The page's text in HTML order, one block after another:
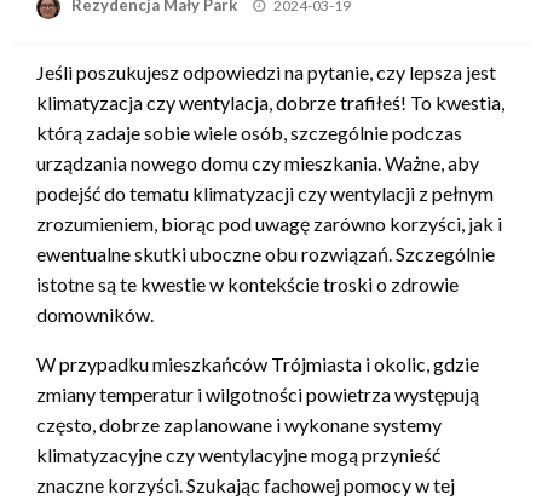
Rezydencja Mały Park 2024-03-19
Jeśli poszukujesz odpowiedzi na pytanie, czy lepsza jest
klimatyzacja czy wentylacja, dobrze trafiłeś! To kwestia,
którą zadaje sobie wiele osób, szczególnie podczas
urządzania nowego domu czy mieszkania. Ważne, aby
podejść do tematu klimatyzacji czy wentylacji z pełnym
zrozumieniem, biorąc pod uwagę zarówno korzyści, jak i
ewentualne skutki uboczne obu rozwiązań. Szczególnie
istotne są te kwestie w kontekście troski o zdrowie
domowników.
W przypadku mieszkańców Trójmiasta i okolic, gdzie
zmiany temperatur i wilgotności powietrza występują
często, dobrze zaplanowane i wykonane systemy
klimatyzacyjne czy wentylacyjne mogą przynieść
znaczne korzyści. Szukając fachowej pomocy w tej